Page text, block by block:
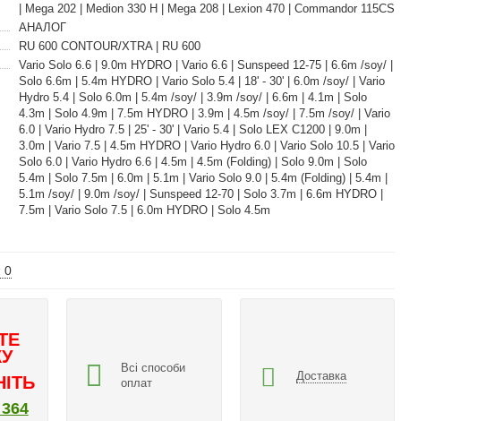
| Mega 202 | Medion 330 H | Mega 208 | Lexion 470 | Commandor 115CS
АНАЛОГ
RU 600 CONTOUR/XTRA | RU 600
Vario Solo 6.6 | 9.0m HYDRO | Vario 6.6 | Sunspeed 12-75 | 6.6m /soy/ |
Solo 6.6m | 5.4m HYDRO | Vario Solo 5.4 | 18' - 30' | 6.0m /soy/ | Vario
Hydro 5.4 | Solo 6.0m | 5.4m /soy/ | 3.9m /soy/ | 6.6m | 4.1m | Solo
4.3m | Solo 4.9m | 7.5m HYDRO | 3.9m | 4.5m /soy/ | 7.5m /soy/ | Vario
6.0 | Vario Hydro 7.5 | 25' - 30' | Vario 5.4 | Solo LEX C1200 | 9.0m |
3.0m | Vario 7.5 | 4.5m HYDRO | Vario Hydro 6.0 | Vario Solo 10.5 | Vario
Solo 6.0 | Vario Hydro 6.6 | 4.5m | 4.5m (Folding) | Solo 9.0m | Solo
5.4m | Solo 7.5m | 6.0m | 5.1m | Vario Solo 9.0 | 5.4m (Folding) | 5.4m |
5.1m /soy/ | 9.0m /soy/ | Sunspeed 12-70 | Solo 3.7m | 6.6m HYDRO |
7.5m | Vario Solo 7.5 | 6.0m HYDRO | Solo 4.5m
0
Всі способи
оплат
Доставка